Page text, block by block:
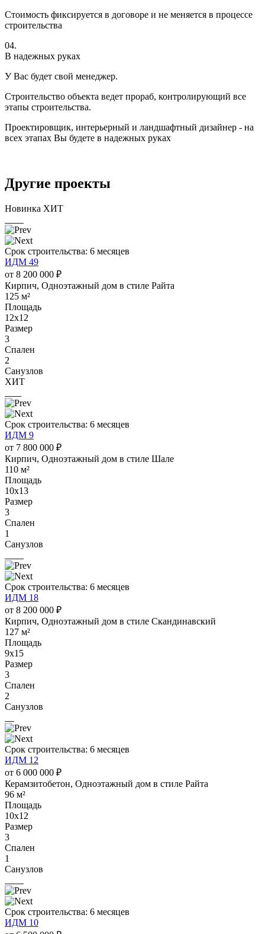
Стоимость фиксируется в договоре и не меняется в процессе
строительства
04.
В надежных руках
У Вас будет свой менеджер.
Строительство объекта ведет прораб, контролирующий все
этапы строительства.
Проектировщик, интерьерный и ландшафтный дизайнер - на
всех этапах Вы будете в надежных руках
Другие проекты
Новинка ХИТ
Срок строительства: 6 месяцев
ИДМ 49
от 8 200 000 ₽
Кирпич, Одноэтажный дом в стиле Райта
125 м²
Площадь
12х12
Размер
3
Спален
2
Санузлов
ХИТ
Срок строительства: 6 месяцев
ИДМ 9
от 7 800 000 ₽
Кирпич, Одноэтажный дом в стиле Шале
110 м²
Площадь
10х13
Размер
3
Спален
1
Санузлов
Срок строительства: 6 месяцев
ИДМ 18
от 8 200 000 ₽
Кирпич, Одноэтажный дом в стиле Скандинавский
127 м²
Площадь
9х15
Размер
3
Спален
2
Санузлов
Срок строительства: 6 месяцев
ИДМ 12
от 6 000 000 ₽
Керамзитобетон, Одноэтажный дом в стиле Райта
96 м²
Площадь
10х12
Размер
3
Спален
1
Санузлов
Срок строительства: 6 месяцев
ИДМ 10